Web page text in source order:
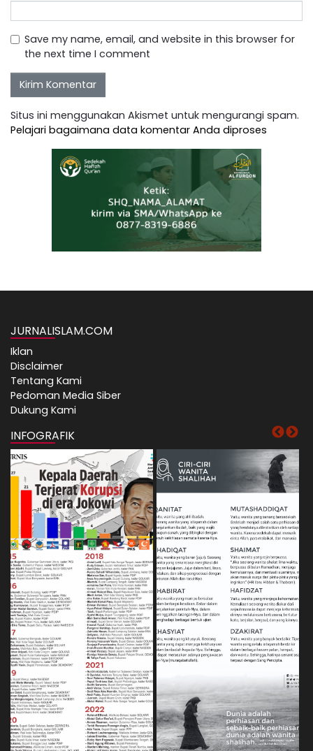
Save my name, email, and website in this browser for
the next time I comment
Situs ini menggunakan Akismet untuk mengurangi spam.
Pelajari bagaimana data komentar Anda diproses
JURNALISLAM.COM
Iklan
Disclaimer
Tentang Kami
Pedoman Media Siber
Dukung Kami
INFOGRAFIK